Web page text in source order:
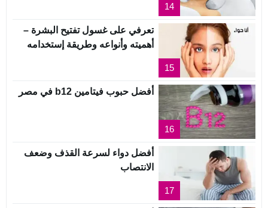
14
15
تعرفي على غسول تفتيح البشرة –
أهميته وأنواعه وطريقة إستخدامه
16
أفضل حبوب فيتامين b12 في مصر
17
أفضل دواء لسرعة القذف وضعف
الانتصاب